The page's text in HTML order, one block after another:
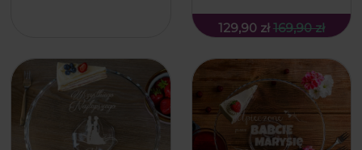
129,90 zł 169,90 zł